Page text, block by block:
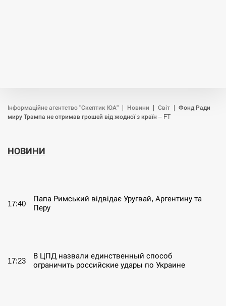
Інформаційне агентство "Скептик ЮА" Новини Світ
Фонд Ради
миру Трампа не отримав грошей від жодної з країн – FT
НОВИНИ
17:40
Папа Римський відвідає Уругвай, Аргентину та
Перу
17:23
В ЦПД назвали единственный способ
ограничить российские удары по Украине